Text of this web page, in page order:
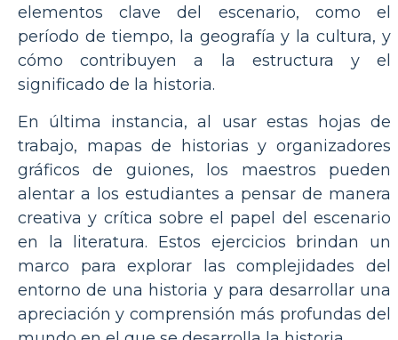
elementos clave del escenario, como el
período de tiempo, la geografía y la cultura, y
cómo contribuyen a la estructura y el
significado de la historia.
En última instancia, al usar estas hojas de
trabajo, mapas de historias y organizadores
gráficos de guiones, los maestros pueden
alentar a los estudiantes a pensar de manera
creativa y crítica sobre el papel del escenario
en la literatura. Estos ejercicios brindan un
marco para explorar las complejidades del
entorno de una historia y para desarrollar una
apreciación y comprensión más profundas del